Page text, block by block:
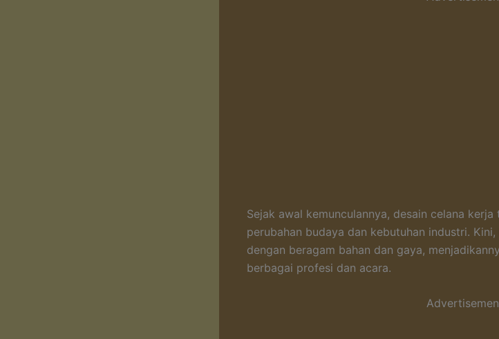
Sejak awal kemunculannya, desain celana
perubahan budaya dan kebutuhan industri.
dengan beragam bahan dan gaya,
berbagai profesi dan acara.